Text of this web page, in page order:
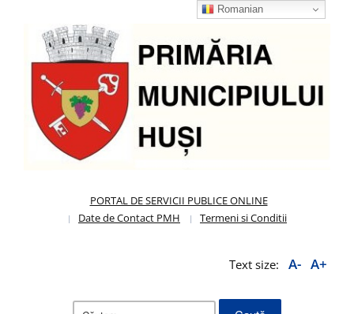
PORTAL DE SERVICII PUBLICE ONLINE
Date de Contact PMH
Termeni si Conditii
Text size: A- A+
Caută
Romanian